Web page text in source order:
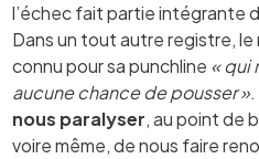
l’échec fait partie intégrante
Dans un tout autre registre,
connu pour sa punchline « qui
aucune chance de pousser ».
nous paralyser, au point de
voire même, de nous faire